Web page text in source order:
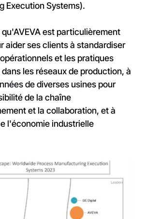
Execution Systems).
est particulièrement
aider ses clients à standardiser
et les pratiques
les réseaux de production, à
de diverses usines pour
de la chaîne
et la collaboration, et à
l'économie industrielle